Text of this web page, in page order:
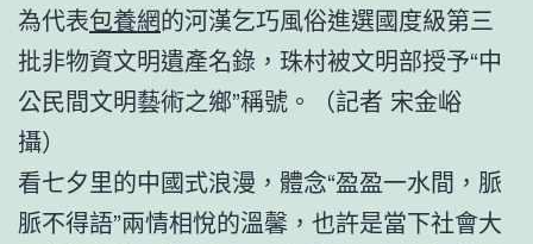
為代表包養網的河漢乞巧風俗進選國度級第三
批非物資文明遺產名錄，珠村被文明部授予“中
公民間文明藝術之鄉”稱號。（記者 宋金峪
攝）
看七夕里的中國式浪漫，體念“盈盈一水間，脈
脈不得語”兩情相悅的溫馨，也許是當下社會大